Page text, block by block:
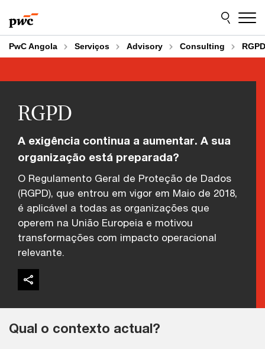
to
content
to
footer
PwC Angola Serviços Advisory Consulting RGPD
RGPD
A exigência continua a aumentar. A sua
organização está preparada?
O Regulamento Geral de Proteção de Dados
(RGPD), que entrou em vigor em Maio de 2018,
é aplicável a todas as organizações que
operem na União Europeia e motivou
transformações com impacto operacional
relevante.
Qual o contexto actual?